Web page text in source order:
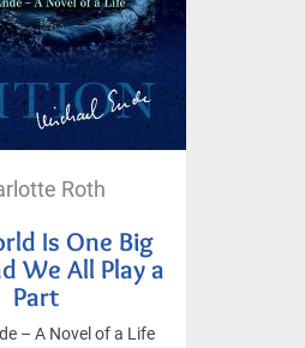
Roth
Is One Big
We All Play a
Part
– A Novel of a Life